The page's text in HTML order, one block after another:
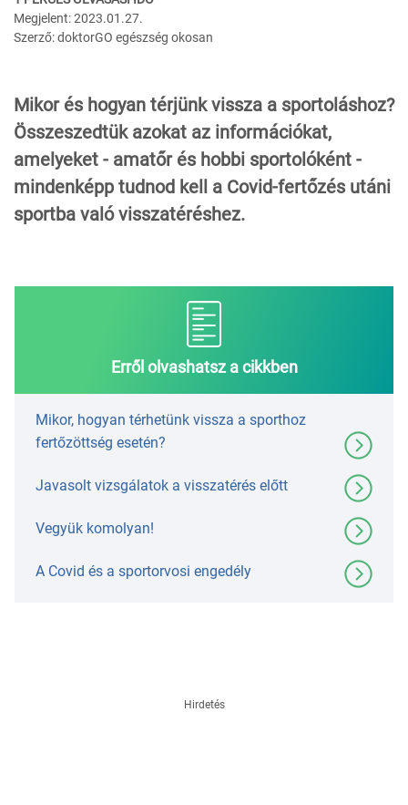
Megjelent: 2023.01.27.
Szerző: doktorGO egészség okosan
Mikor és hogyan térjünk vissza a sportoláshoz?
Összeszedtük azokat az információkat,
amelyeket - amatőr és hobbi sportolóként -
mindenképp tudnod kell a Covid-fertőzés utáni
sportba való visszatéréshez.
Erről olvashatsz a cikkben
Mikor, hogyan térhetünk vissza a sporthoz
fertőzöttség esetén?
Javasolt vizsgálatok a visszatérés előtt
Vegyük komolyan!
A Covid és a sportorvosi engedély
Hirdetés